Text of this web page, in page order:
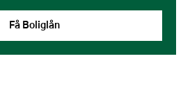
Få Boliglån